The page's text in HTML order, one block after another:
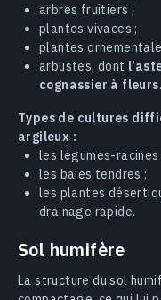
arbres fruitiers ;
plantes vivaces ;
plantes
arbustes, dont
cognassier à fleurs.
Types de cultures
argileux :
les légumes-racines
les baies tendres ;
les plantes
drainage rapide.
Sol humifère
La structure du sol